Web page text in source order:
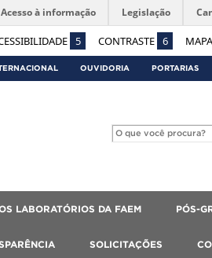
5 CONTRASTE 6
Acesso à informação Legislação
OUVIDORIA PORTARIAS
LABORATÓRIOS DA FAEM PÓS-
SOLICITAÇÕES